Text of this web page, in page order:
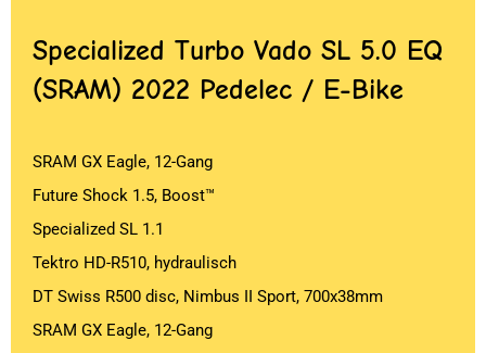
Specialized Turbo Vado SL 5.0 EQ
(SRAM) 2022 Pedelec / E-Bike
SRAM GX Eagle, 12-Gang
Future Shock 1.5, Boost™
Specialized SL 1.1
Tektro HD-R510, hydraulisch
DT Swiss R500 disc, Nimbus II Sport, 700x38mm
SRAM GX Eagle, 12-Gang